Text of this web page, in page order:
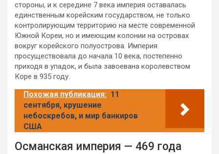
стороны, и к середине 7 века империя оставалась
единственным корейским государством, не только
контролирующим территорию на месте современной
Южной Кореи, но и имеющим колонии на островах
вокруг корейского полуострова. Империя
просуществовала до начала 10 века, постепенно
приходя в упадок, и была завоевана королевством
Коре в 935 году.
Похожая публикация: 11
сентября, крушение
небоскребов, и мир банкиров
США
Османская империя — 469 года